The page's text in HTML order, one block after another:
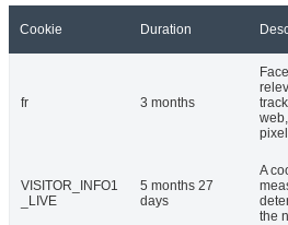
Cookie Duration
fr 3 months
VISITOR_INFO1
_LIVE
5 months 27
days
A
the